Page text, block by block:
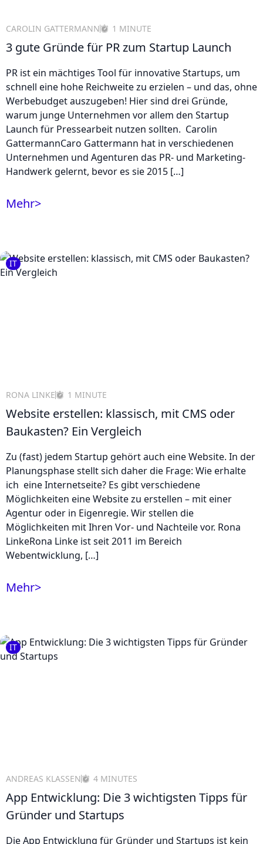
CAROLIN GATTERMANN 1 MINUTE
3 gute Gründe für PR zum Startup Launch
PR ist ein mächtiges Tool für innovative Startups, um
schnell eine hohe Reichweite zu erzielen – und das, ohne
Werbebudget auszugeben! Hier sind drei Gründe,
warum junge Unternehmen vor allem den Startup
Launch für Pressearbeit nutzen sollten. Carolin
GattermannCaro Gattermann hat in verschiedenen
Unternehmen und Agenturen das PR- und Marketing-
Handwerk gelernt, bevor es sie 2015 […]
Mehr>
IT
RONA LINKE 1 MINUTE
Website erstellen: klassisch, mit CMS oder
Baukasten? Ein Vergleich
Zu (fast) jedem Startup gehört auch eine Website. In der
Planungsphase stellt sich daher die Frage: Wie erhalte
ich eine Internetseite? Es gibt verschiedene
Möglichkeiten eine Website zu erstellen – mit einer
Agentur oder in Eigenregie. Wir stellen die
Möglichkeiten mit Ihren Vor- und Nachteile vor. Rona
LinkeRona Linke ist seit 2011 im Bereich
Webentwicklung, […]
Mehr>
IT
ANDREAS KLASSEN 4 MINUTES
App Entwicklung: Die 3 wichtigsten Tipps für
Gründer und Startups
Die App Entwicklung für Gründer und Startups ist kein